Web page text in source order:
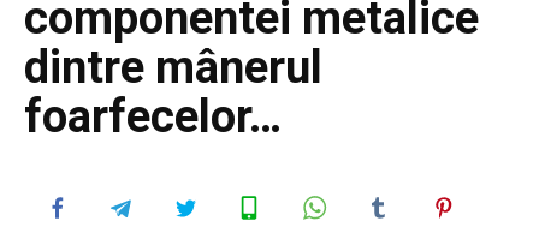
componentei metalice
dintre mânerul
foarfecelor…